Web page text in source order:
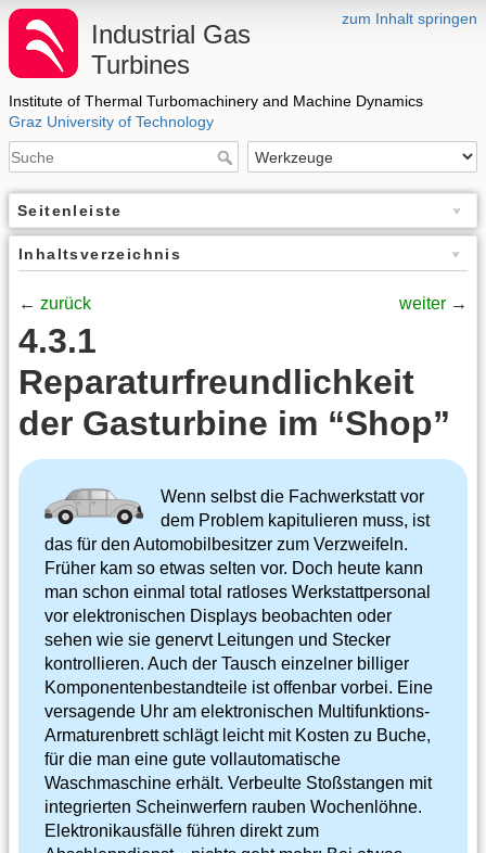
zum Inhalt springen
Industrial Gas
Turbines
Institute of Thermal Turbomachinery and Machine Dynamics
Graz University of Technology
Seitenleiste
Inhaltsverzeichnis
← zurück weiter →
4.3.1
Reparaturfreundlichkeit
der Gasturbine im “Shop”
Wenn selbst die Fachwerkstatt vor
dem Problem kapitulieren muss, ist
das für den Automobilbesitzer zum Verzweifeln.
Früher kam so etwas selten vor. Doch heute kann
man schon einmal total ratloses Werkstattpersonal
vor elektronischen Displays beobachten oder
sehen wie sie genervt Leitungen und Stecker
kontrollieren. Auch der Tausch einzelner billiger
Komponentenbestandteile ist offenbar vorbei. Eine
versagende Uhr am elektronischen Multifunktions-
Armaturenbrett schlägt leicht mit Kosten zu Buche,
für die man eine gute vollautomatische
Waschmaschine erhält. Verbeulte Stoßstangen mit
integrierten Scheinwerfern rauben Wochenlöhne.
Elektronikausfälle führen direkt zum